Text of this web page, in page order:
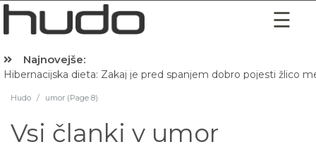
Najnovejše:
Hibernacijska dieta: Zakaj je pred spanjem dobro pojesti žlico
Hudo / umor (Page 8)
Vsi članki v umor